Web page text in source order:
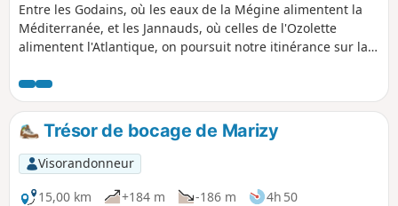
Entre les Godains, où les eaux de la Mégine alimentent la
Méditerranée, et les Jannauds, où celles de l'Ozolette
alimentent l'Atlantique, on poursuit notre itinérance sur la
du bocage, des forêts et des milieux humides du bassin de
la Grosne et du Clunisois et on traverse plusieurs zones
naturelles d'intérêt écologique, faunistique et floristique
(ZNIEFF). Les haies vives, murs de pierres sèches et chemins
creux sont omniprésents.
Trésor de bocage de Marizy
Visorandonneur
15,00 km
+184 m -186 m
4h 50